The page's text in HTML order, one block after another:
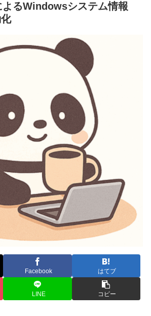
るWindowsシステム情報
Facebook はてブ
LINE コピー